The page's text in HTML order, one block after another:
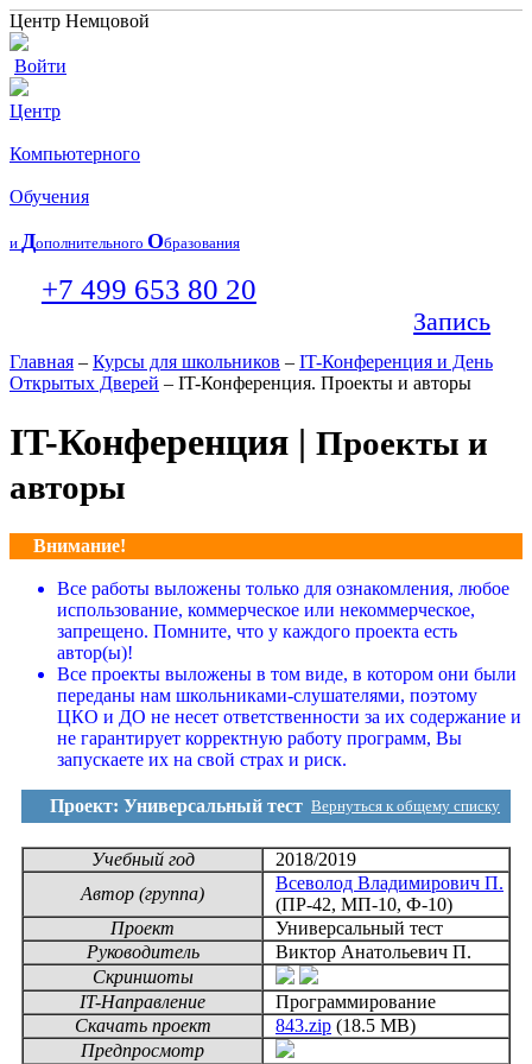
Центр Немцовой
Войти
Центр
Компьютерного
Обучения
и Дополнительного Образования
+7 499 653 80 20
Запись
Главная – Курсы для школьников – IT-Конференция и День
Открытых Дверей – IT-Конференция. Проекты и авторы
IT-Конференция | Проекты и
авторы
Внимание!
Все работы выложены только для ознакомления, любое
использование, коммерческое или некоммерческое,
запрещено. Помните, что у каждого проекта есть
автор(ы)!
Все проекты выложены в том виде, в котором они были
переданы нам школьниками-слушателями, поэтому
ЦКО и ДО не несет ответственности за их содержание и
не гарантирует корректную работу программ, Вы
запускаете их на свой страх и риск.
Проект: Универсальный тест Вернуться к общему списку
Учебный год
2018/2019
Автор (группа)
Всеволод Владимирович П.
(ПР-42, МП-10, Ф-10)
Проект
Универсальный тест
Руководитель
Виктор Анатольевич П.
Скриншоты
IT-Направление
Программирование
Скачать проект
843.zip (18.5 MB)
Предпросмотр